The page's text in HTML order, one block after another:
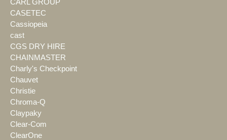
CARL GROUP
CASETEC
Cassiopeia
cast
CGS DRY HIRE
CHAINMASTER
Charly's Checkpoint
Chauvet
Christie
Chroma-Q
Claypaky
Clear-Com
ClearOne